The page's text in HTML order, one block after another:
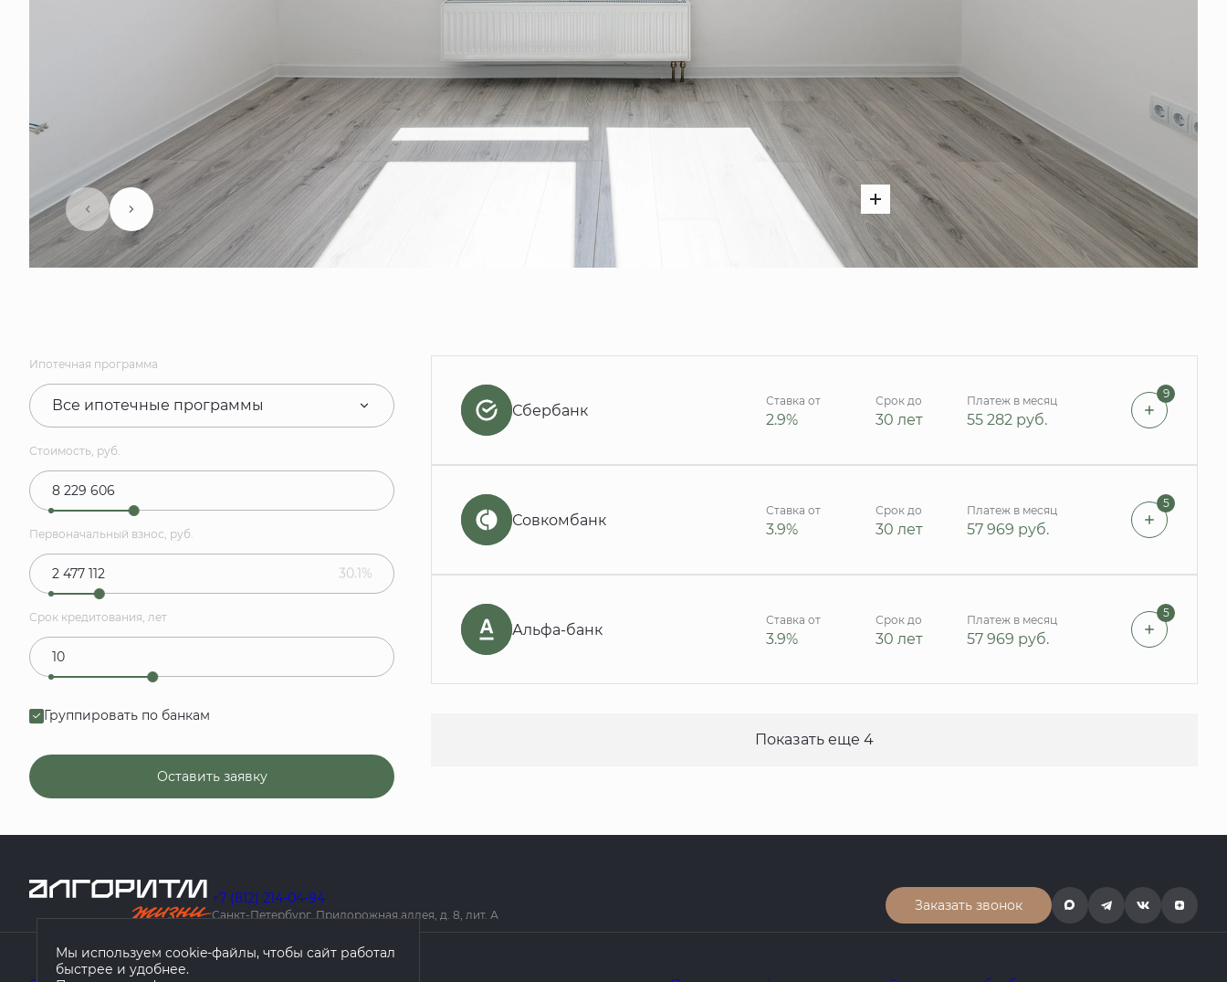
Ипотечная программа
Все ипотечные программы
Стоимость, руб.
Первоначальный взнос, руб.
30.1%
Срок кредитования, лет
Группировать по банкам
Оставить заявку
Сбербанк
Ставка от
2.9%
Срок до
30 лет
Платеж в месяц
55 282 руб.
9
Совкомбанк
Ставка от
3.9%
Срок до
30 лет
Платеж в месяц
57 969 руб.
5
Альфа-банк
Ставка от
3.9%
Срок до
30 лет
Платеж в месяц
57 969 руб.
5
Показать еще 4
+7 (812) 214-04-94
Санкт-Петербург, Придорожная аллея, д. 8, лит. А
Заказать звонок
Мы используем cookie-файлы, чтобы сайт работал
быстрее и удобнее.